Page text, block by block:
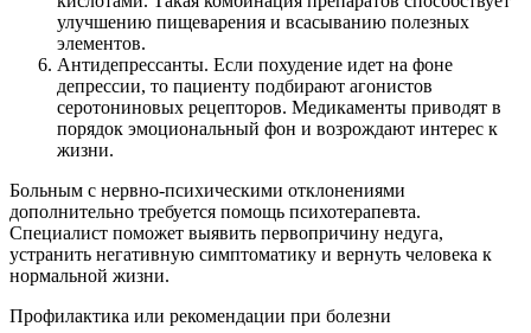
улучшению пищеварения и всасыванию полезных
элементов.
Антидепрессанты. Если похудение идет на фоне
депрессии, то пациенту подбирают агонистов
серотониновых рецепторов. Медикаменты приводят в
порядок эмоциональный фон и возрождают интерес к
жизни.
Больным с нервно-психическими отклонениями
дополнительно требуется помощь психотерапевта.
Специалист поможет выявить первопричину недуга,
устранить негативную симптоматику и вернуть человека к
нормальной жизни.
Профилактика или рекомендации при болезни